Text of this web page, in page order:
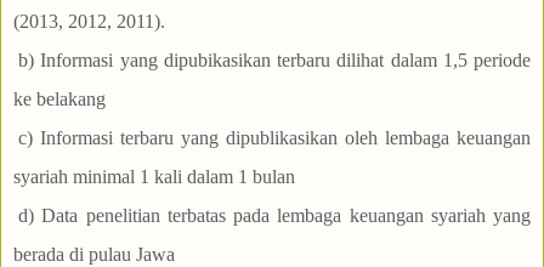
(2013, 2012, 2011).
b) Informasi yang dipubikasikan terbaru dilihat dalam 1,5 periode
ke belakang
c) Informasi terbaru yang dipublikasikan oleh lembaga keuangan
syariah minimal 1 kali dalam 1 bulan
d) Data penelitian terbatas pada lembaga keuangan syariah yang
berada di pulau Jawa